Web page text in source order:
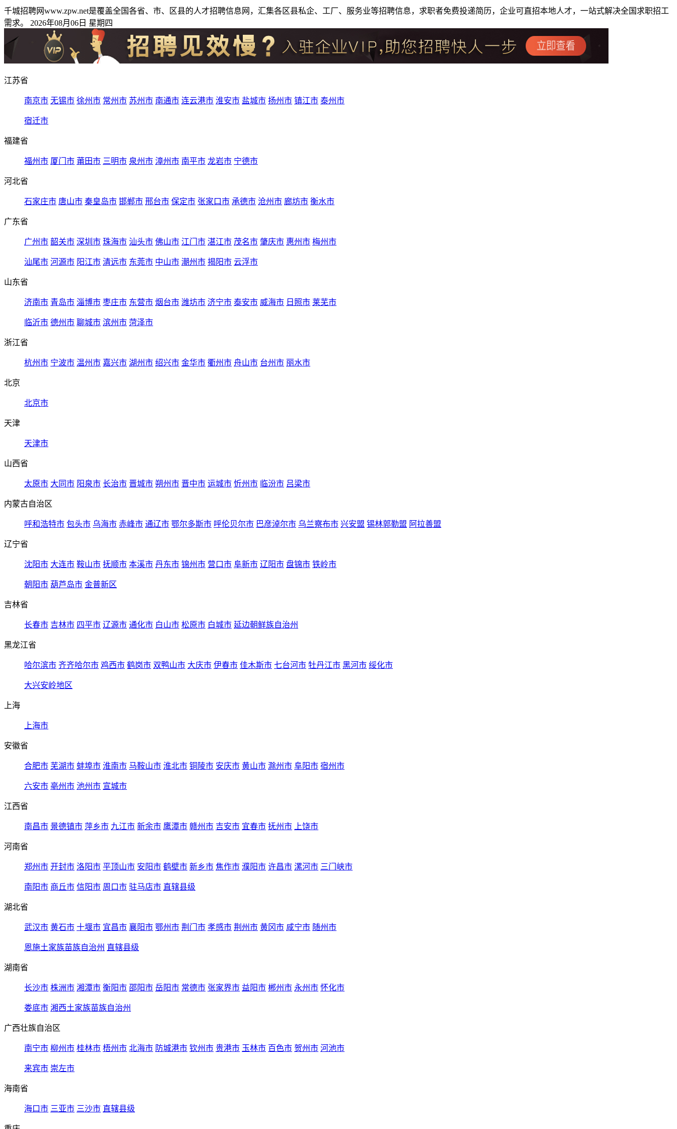
千城招聘网www.zpw.net是覆盖全国各省、市、区县的人才招聘信息网，汇集各区县私企、工厂、服务业等招聘信息，求职者免费投递简历，企业可直招本地人才，一站式解决全国求职招工
需求。 2026年08月06日 星期四
江苏省
南京市 无锡市 徐州市 常州市 苏州市 南通市 连云港市 淮安市 盐城市 扬州市 镇江市 泰州市
宿迁市
福建省
福州市 厦门市 莆田市 三明市 泉州市 漳州市 南平市 龙岩市 宁德市
河北省
石家庄市 唐山市 秦皇岛市 邯郸市 邢台市 保定市 张家口市 承德市 沧州市 廊坊市 衡水市
广东省
广州市 韶关市 深圳市 珠海市 汕头市 佛山市 江门市 湛江市 茂名市 肇庆市 惠州市 梅州市
汕尾市 河源市 阳江市 清远市 东莞市 中山市 潮州市 揭阳市 云浮市
山东省
济南市 青岛市 淄博市 枣庄市 东营市 烟台市 潍坊市 济宁市 泰安市 威海市 日照市 莱芜市
临沂市 德州市 聊城市 滨州市 菏泽市
浙江省
杭州市 宁波市 温州市 嘉兴市 湖州市 绍兴市 金华市 衢州市 舟山市 台州市 丽水市
北京
北京市
天津
天津市
山西省
太原市 大同市 阳泉市 长治市 晋城市 朔州市 晋中市 运城市 忻州市 临汾市 吕梁市
内蒙古自治区
呼和浩特市 包头市 乌海市 赤峰市 通辽市 鄂尔多斯市 呼伦贝尔市 巴彦淖尔市 乌兰察布市 兴安盟 锡林郭勒盟 阿拉善盟
辽宁省
沈阳市 大连市 鞍山市 抚顺市 本溪市 丹东市 锦州市 营口市 阜新市 辽阳市 盘锦市 铁岭市
朝阳市 葫芦岛市 金普新区
吉林省
长春市 吉林市 四平市 辽源市 通化市 白山市 松原市 白城市 延边朝鲜族自治州
黑龙江省
哈尔滨市 齐齐哈尔市 鸡西市 鹤岗市 双鸭山市 大庆市 伊春市 佳木斯市 七台河市 牡丹江市 黑河市 绥化市
大兴安岭地区
上海
上海市
安徽省
合肥市 芜湖市 蚌埠市 淮南市 马鞍山市 淮北市 铜陵市 安庆市 黄山市 滁州市 阜阳市 宿州市
六安市 亳州市 池州市 宣城市
江西省
南昌市 景德镇市 萍乡市 九江市 新余市 鹰潭市 赣州市 吉安市 宜春市 抚州市 上饶市
河南省
郑州市 开封市 洛阳市 平顶山市 安阳市 鹤壁市 新乡市 焦作市 濮阳市 许昌市 漯河市 三门峡市
南阳市 商丘市 信阳市 周口市 驻马店市 直辖县级
湖北省
武汉市 黄石市 十堰市 宜昌市 襄阳市 鄂州市 荆门市 孝感市 荆州市 黄冈市 咸宁市 随州市
恩施土家族苗族自治州 直辖县级
湖南省
长沙市 株洲市 湘潭市 衡阳市 邵阳市 岳阳市 常德市 张家界市 益阳市 郴州市 永州市 怀化市
娄底市 湘西土家族苗族自治州
广西壮族自治区
南宁市 柳州市 桂林市 梧州市 北海市 防城港市 钦州市 贵港市 玉林市 百色市 贺州市 河池市
来宾市 崇左市
海南省
海口市 三亚市 三沙市 直辖县级